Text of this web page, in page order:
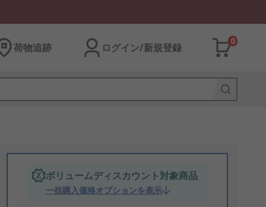
荷物追跡 ログイン/新規登録
0
ボリュームディスカウント対象商品
一括購入価格オプションを表示